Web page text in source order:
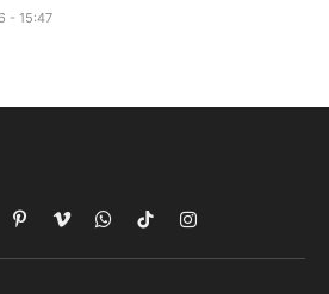
- 15:47
PinterestVimeoWhatsApp
TikTokInstagram